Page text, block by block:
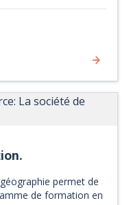
par la CNESST
un bref
les responsabilités
sont consacrés à
de biscuits. Ils
négociation
de chacune des
des connaissances
qui encadrent le
permet de
de formation en